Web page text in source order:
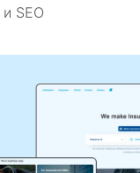
SEO